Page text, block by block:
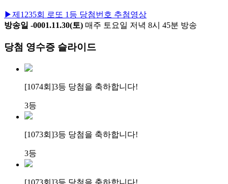
▶제1235회 로또 1등 당첨번호 추첨영상
방송일 -0001.11.30(토) 매주 토요일 저녁 8시 45분 방송
당첨 영수증 슬라이드
[1074회]3등 당첨을 축하합니다!
3등
[1073회]3등 당첨을 축하합니다!
3등
[1073회]3등 당첨을 축하합니다!